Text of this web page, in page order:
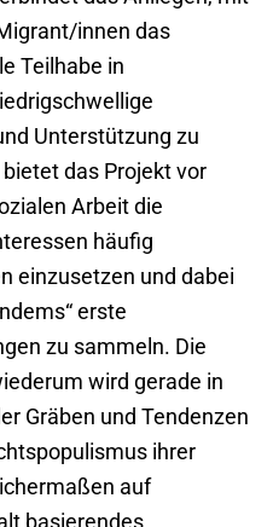
innen das
Teilhabe in
Unterstützung zu
das Projekt vor
Arbeit die
häufig
einzusetzen und dabei
erste
zu sammeln. Die
wird gerade in
Gräben und Tendenzen
ihrer
auf
basierendes